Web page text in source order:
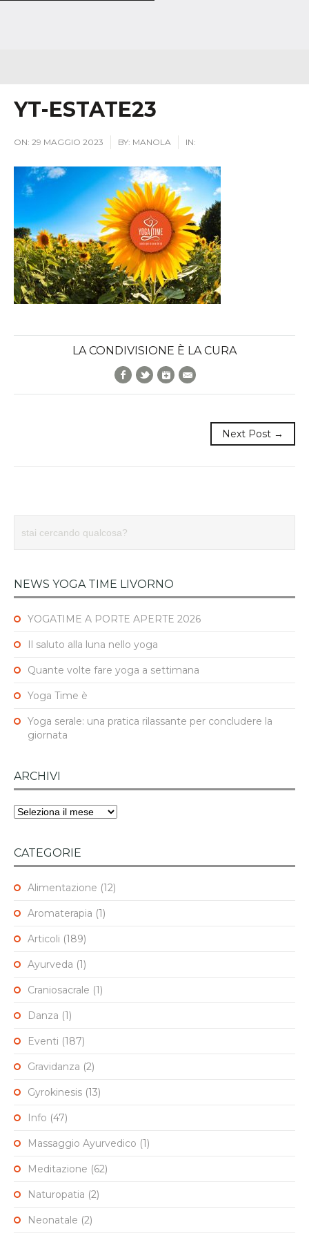
YT-ESTATE23
ON: 29 MAGGIO 2023 BY: MANOLA IN:
LA CONDIVISIONE È LA CURA
Facebook
TwitterGoogle+
Next Post →
NEWS YOGA TIME LIVORNO
YOGATIME A PORTE APERTE 2026
Il saluto alla luna nello yoga
Quante volte fare yoga a settimana
Yoga Time è
Yoga serale: una pratica rilassante per concludere la
giornata
ARCHIVI
Archivi
CATEGORIE
Alimentazione (12)
Aromaterapia (1)
Articoli (189)
Ayurveda (1)
Craniosacrale (1)
Danza (1)
Eventi (187)
Gravidanza (2)
Gyrokinesis (13)
Info (47)
Massaggio Ayurvedico (1)
Meditazione (62)
Naturopatia (2)
Neonatale (2)